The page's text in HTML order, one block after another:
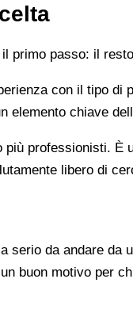
primo passo: il
con il tipo di
chiave
professionisti. È
libero di
serio da andare
buon motivo per